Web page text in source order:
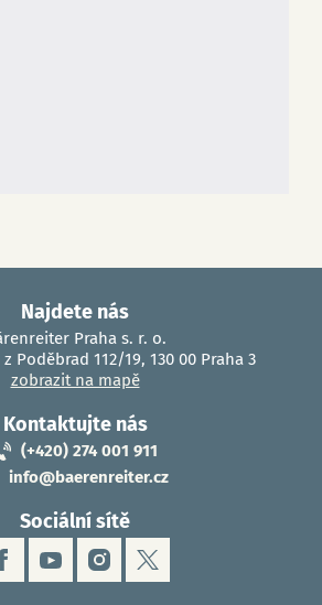
Najdete nás
Praha s. r. o.
Poděbrad 112/19, 130 00 Praha 3
zobrazit na mapě
Kontaktujte nás
(+420) 274 001 911
info@baerenreiter.cz
Sociální sítě